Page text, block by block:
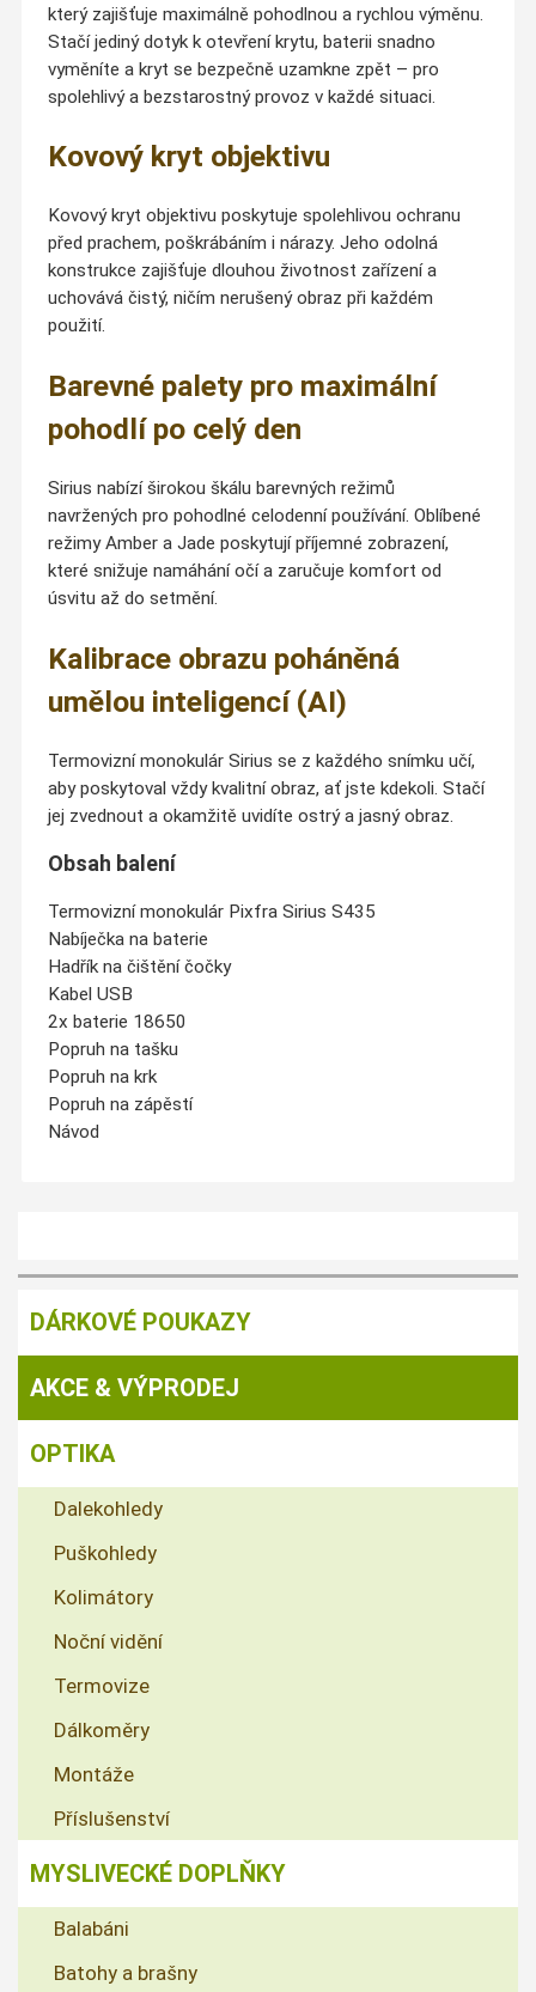
který zajišťuje maximálně pohodlnou a rychlou výměnu.
Stačí jediný dotyk k otevření krytu, baterii snadno
vyměníte a kryt se bezpečně uzamkne zpět – pro
spolehlivý a bezstarostný provoz v každé situaci.
Kovový kryt objektivu
Kovový kryt objektivu poskytuje spolehlivou ochranu
před prachem, poškrábáním i nárazy. Jeho odolná
konstrukce zajišťuje dlouhou životnost zařízení a
uchovává čistý, ničím nerušený obraz při každém
použití.
Barevné palety pro maximální
pohodlí po celý den
Sirius nabízí širokou škálu barevných režimů
navržených pro pohodlné celodenní používání. Oblíbené
režimy Amber a Jade poskytují příjemné zobrazení,
které snižuje namáhání očí a zaručuje komfort od
úsvitu až do setmění.
Kalibrace obrazu poháněná
umělou inteligencí (AI)
Termovizní monokulár Sirius se z každého snímku učí,
aby poskytoval vždy kvalitní obraz, ať jste kdekoli. Stačí
jej zvednout a okamžitě uvidíte ostrý a jasný obraz.
Obsah balení
Termovizní monokulár Pixfra Sirius S435
Nabíječka na baterie
Hadřík na čištění čočky
Kabel USB
2x baterie 18650
Popruh na tašku
Popruh na krk
Popruh na zápěstí
Návod
DÁRKOVÉ POUKAZY
AKCE & VÝPRODEJ
OPTIKA
Dalekohledy
Puškohledy
Kolimátory
Noční vidění
Termovize
Dálkoměry
Montáže
Příslušenství
MYSLIVECKÉ DOPLŇKY
Balabáni
Batohy a brašny